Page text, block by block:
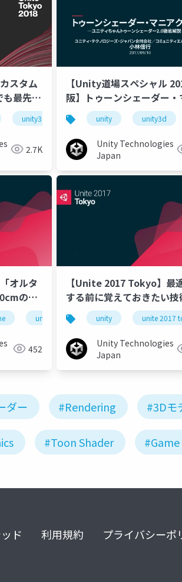
スタム
も最先端
ームを！
unity3d unitetokyo2018 unite
2.7K
【Unity道場スペシャル
阪】トゥーンシェーダー・
クス2 〜ユニティちゃんト
シェーダー2.0徹底解説〜
unity unity3d
Unity Technologies
Japan
オルタ
の距
かわいunite unity unity3d
452
【Unite 2017 Tokyo】最
する前に覚えておきたい技
unity unite 2017
Unity Technologies
Japan
ダー #Rendering #3Dモ
#Toon Shader
ド 利用規約 プライバシーポ